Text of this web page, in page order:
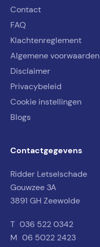
Contact
FAQ
Klachtenreglement
Algemene voorwaarden
Disclaimer
Privacybeleid
Cookie instellingen
Blogs
Contactgegevens
Ridder Letselschade
Gouwzee 3A
3891 GH Zeewolde
T 036 522 0342
M 06 5022 2423